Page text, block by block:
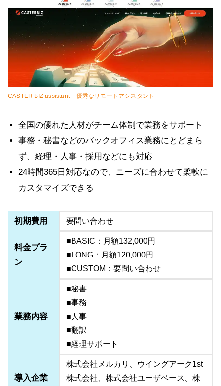
CASTER BIZ assistant – 優秀なリモートアシスタント
全国の優れた人材がチーム体制で業務をサポート
事務・秘書などのバックオフィス業務にとどまら
ず、経理・人事・採用などにも対応
24時間365日対応なので、ニーズに合わせて柔軟に
カスタマイズできる
初期費用 要問い合わせ
料金プラ
ン
■BASIC：月額132,000円
■LONG：月額120,000円
■CUSTOM：要問い合わせ
業務内容
■秘書
■事務
■人事
■翻訳
■経理サポート
導入企業
株式会社メルカリ、ウイングアーク1st
株式会社、株式会社ユーザベース、株